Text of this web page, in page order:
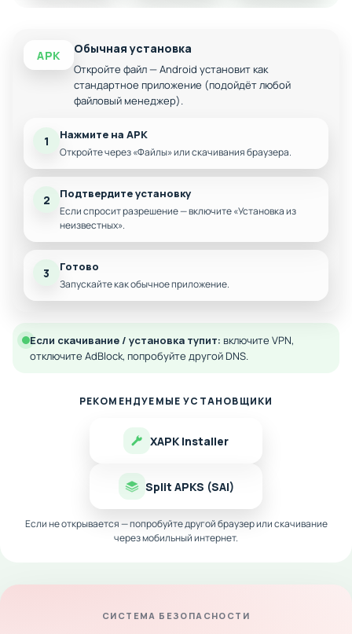
APK Обычная установка
Откройте файл — Android установит как
стандартное приложение (подойдёт любой
файловый менеджер).
1 Нажмите на APK
Откройте через «Файлы» или скачивания браузера.
2 Подтвердите установку
Если спросит разрешение — включите «Установка из
неизвестных».
3 Готово
Запускайте как обычное приложение.
Если скачивание / установка тупит: включите VPN,
отключите AdBlock, попробуйте другой DNS.
РЕКОМЕНДУЕМЫЕ УСТАНОВЩИКИ
XAPK Installer
Split APKS (SAI)
Если не открывается — попробуйте другой браузер или скачивание
через мобильный интернет.
СИСТЕМА БЕЗОПАСНОСТИ